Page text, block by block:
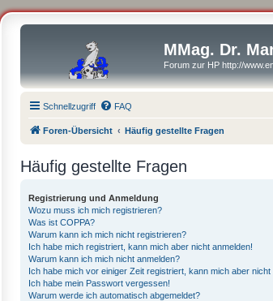
MMag. Dr.
Forum zur HP http://
Schnellzugriff FAQ
Foren-Übersicht Häufig gestellte Fragen
Häufig gestellte Fragen
Registrierung und Anmeldung
Wozu muss ich mich registrieren?
Was ist COPPA?
Warum kann ich mich nicht registrieren?
Ich habe mich registriert, kann mich aber nicht anmelden!
Warum kann ich mich nicht anmelden?
Ich habe mich vor einiger Zeit registriert, kann mich aber nicht
Ich habe mein Passwort vergessen!
Warum werde ich automatisch abgemeldet?